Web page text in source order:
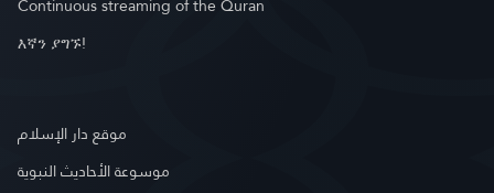
እኛን ያግኙ!
موقع دار الإسلام
موسوعة الأحاديث النبوية